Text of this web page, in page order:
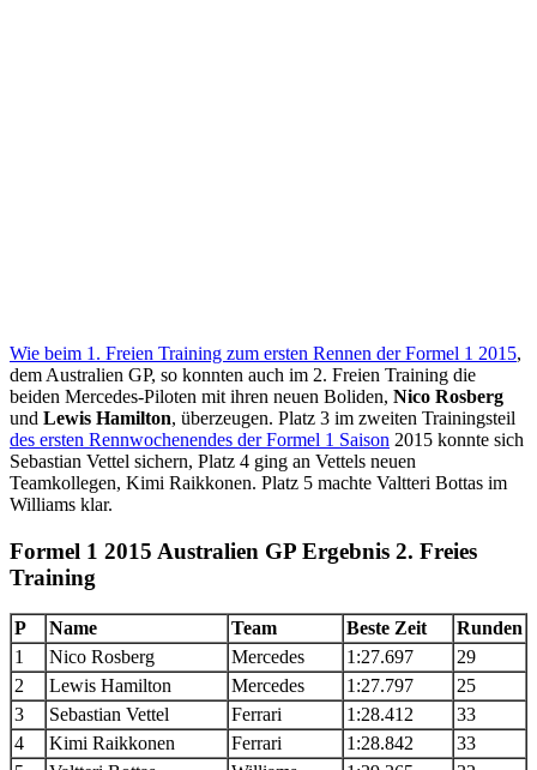
Wie beim 1. Freien Training zum ersten Rennen der Formel 1 2015,
dem Australien GP, so konnten auch im 2. Freien Training die
beiden Mercedes-Piloten mit ihren neuen Boliden, Nico Rosberg
und Lewis Hamilton, überzeugen. Platz 3 im zweiten Trainingsteil
des ersten Rennwochenendes der Formel 1 Saison 2015 konnte sich
Sebastian Vettel sichern, Platz 4 ging an Vettels neuen
Teamkollegen, Kimi Raikkonen. Platz 5 machte Valtteri Bottas im
Williams klar.
Formel 1 2015 Australien GP Ergebnis 2. Freies
Training
P Name Team Beste Zeit
Runden
1
Nico Rosberg Mercedes 1:27.697
29
2
Lewis Hamilton Mercedes 1:27.797
25
3
Sebastian Vettel Ferrari 1:28.412
33
4
Kimi Raikkonen Ferrari 1:28.842
33